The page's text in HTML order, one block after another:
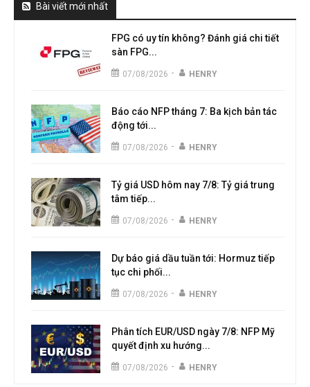
Bài viết mới nhất
FPG có uy tín không? Đánh giá chi tiết
sàn FPG...
07/08/2026 - HENRY
Báo cáo NFP tháng 7: Ba kịch bản tác
động tới...
07/08/2026 - HENRY
Tỷ giá USD hôm nay 7/8: Tỷ giá trung
tâm tiếp...
07/08/2026 - HENRY
Dự báo giá dầu tuần tới: Hormuz tiếp
tục chi phối...
07/08/2026 - HENRY
Phân tích EUR/USD ngày 7/8: NFP Mỹ
quyết định xu hướng...
07/08/2026 - HENRY